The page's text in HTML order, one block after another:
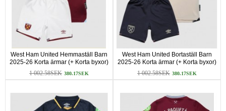
West Ham United Hemmaställ Barn
2025-26 Korta ärmar (+ Korta byxor)
1 002.58SEK 380.17SEK
West Ham United Bortaställ Barn
2025-26 Korta ärmar (+ Korta byxor)
1 002.58SEK 380.17SEK